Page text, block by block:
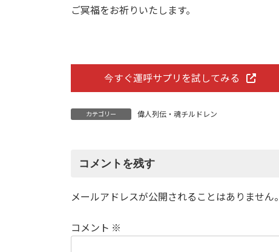
ご冥福をお祈りいたします。
今すぐ運呼サプリを試してみる
カテゴリー 偉人列伝・魂チルドレン
コメントを残す
メールアドレスが公開されることはありません。
コメント ※